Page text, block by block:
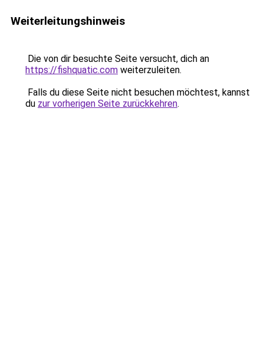
Weiterleitungshinweis
Die von dir besuchte Seite versucht, dich an
https://fishquatic.com weiterzuleiten.
Falls du diese Seite nicht besuchen möchtest, kannst
du zur vorherigen Seite zurückkehren.